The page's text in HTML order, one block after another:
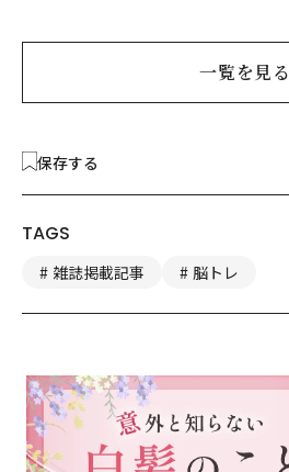
一覧を見る
保存する
TAGS
雑誌掲載記事 脳トレ